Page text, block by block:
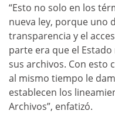
“Esto no solo en los
nueva ley, porque uno
transparencia y el
parte era que el
sus archivos. Con esto
al mismo tiempo le
establecen los
Archivos”, enfatizó.